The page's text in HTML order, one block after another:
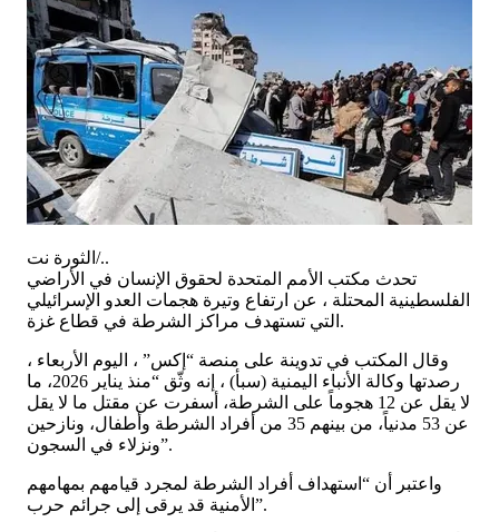
الثورة نت/..
تحدث مكتب الأمم المتحدة لحقوق الإنسان في الأراضي
الفلسطينية المحتلة ، عن ارتفاع وتيرة هجمات العدو الإسرائيلي
التي تستهدف مراكز الشرطة في قطاع غزة.
وقال المكتب في تدوينة على منصة “إكس” ، اليوم الأربعاء ،
رصدتها وكالة الأنباء اليمنية (سبأ) ، إنه وثّق “منذ يناير 2026، ما
لا يقل عن 12 هجوماً على الشرطة، أسفرت عن مقتل ما لا يقل
عن 53 مدنياً، من بينهم 35 من أفراد الشرطة وأطفال، ونازحين
ونزلاء في السجون”.
واعتبر أن “استهداف أفراد الشرطة لمجرد قيامهم بمهامهم
الأمنية قد يرقى إلى جرائم حرب”.